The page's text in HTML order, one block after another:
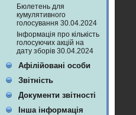
Бюлетень для
кумулятивного
голосування 30.04.2024
Інформація про кількість
голосуючих акцій на
дату зборів 30.04.2024
Афілійовані особи
Звітність
Документи звітності
Інша інформація